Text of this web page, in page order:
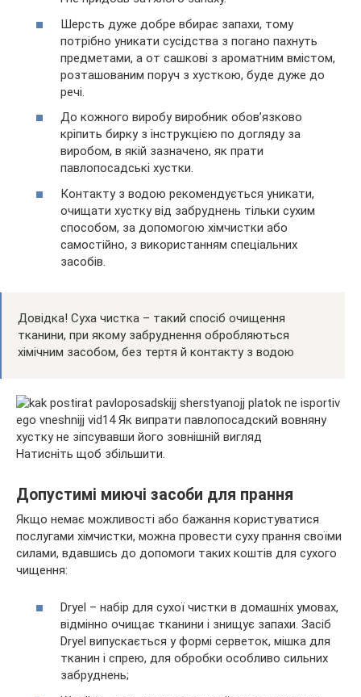
Шерсть дуже добре вбирає запахи, тому
потрібно уникати сусідства з погано пахнуть
предметами, а от сашкові з ароматним вмістом,
розташованим поруч з хусткою, буде дуже до
речі.
До кожного виробу виробник обов’язково
кріпить бирку з інструкцією по догляду за
виробом, в якій зазначено, як прати
павлопосадські хустки.
Контакту з водою рекомендується уникати,
очищати хустку від забруднень тільки сухим
способом, за допомогою хімчистки або
самостійно, з використанням спеціальних
засобів.
Довідка! Суха чистка – такий спосіб очищення
тканини, при якому забруднення обробляються
хімічним засобом, без тертя й контакту з водою
Натисніть щоб збільшити.
Допустимі миючі засоби для прання
Якщо немає можливості або бажання користуватися
послугами хімчистки, можна провести суху прання своїми
силами, вдавшись до допомоги таких коштів для сухого
чищення:
Dryel – набір для сухої чистки в домашніх умовах,
відмінно очищає тканини і знищує запахи. Засіб
Dryel випускається у формі серветок, мішка для
тканин і спрею, для обробки особливо сильних
забруднень;